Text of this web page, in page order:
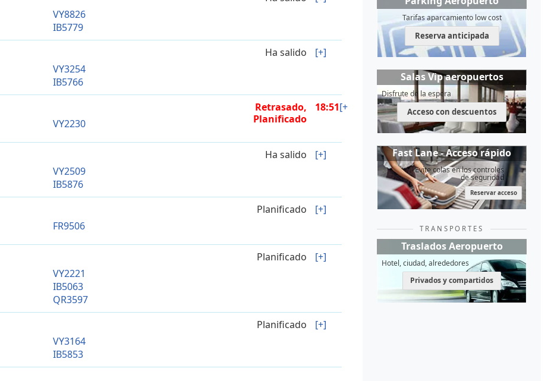
VY8826
IB5779
Ha salido
[+]
VY3254
IB5766
Retrasado,
Planificado
18:51[+]
VY2230
Ha salido
[+]
VY2509
IB5876
Planificado
[+]
FR9506
Planificado
[+]
VY2221
IB5063
QR3597
Planificado
[+]
VY3164
IB5853
Tarifas aparcamiento low cost
Reserva anticipada
Salas Vip aeropuertos
Disfrute de la espera
Acceso con descuentos
Fast Lane - Acceso rápido
Evite colas en los controles
de seguridad
Reservar acceso
TRANSPORTES
Traslados Aeropuerto
Hotel, ciudad, alrededores
Privados y compartidos